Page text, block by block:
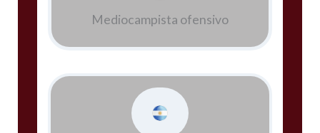
Mediocampista ofensivo